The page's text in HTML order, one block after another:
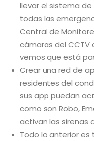
llevar el sistema
todas las
Central de
cámaras del
vemos que está
Crear una red de
residentes del
sus app puedan
como son Robo,
activan las sirenas
Todo lo anterior es